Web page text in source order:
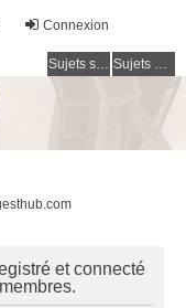
Connexion
Sujets sans réponse Sujets actifs
et connecté